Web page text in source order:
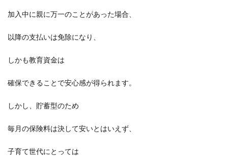
加入中に親に万一のことがあった場合、
以降の支払いは免除になり、
しかも教育資金は
確保できることで安心感が得られます。
しかし、貯蓄型のため
毎月の保険料は決して安いとはいえず、
子育て世代にとっては